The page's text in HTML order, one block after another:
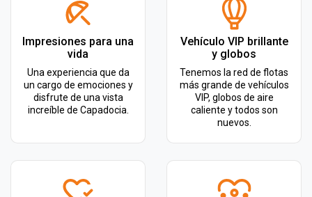
Impresiones para una
vida
Una experiencia que da
un cargo de emociones y
disfrute de una vista
increíble de Capadocia.
Vehículo VIP brillante
y globos
Tenemos la red de flotas
más grande de vehículos
VIP, globos de aire
caliente y todos son
nuevos.